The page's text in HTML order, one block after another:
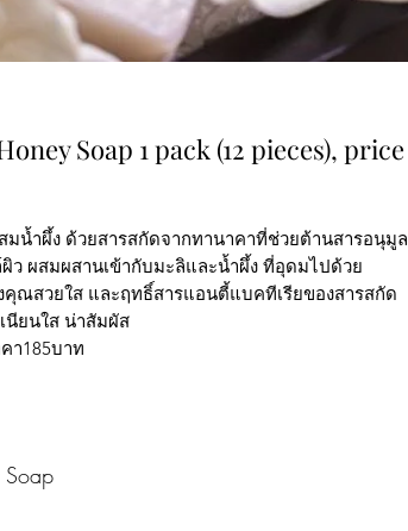
Soap 1 pack (12 pieces), price
มน้ำผึ้ง ด้วยสารสกัดจากทานาคาที่ช่วยต้านสารอนุมูล
ว ผสมผสานเข้ากับมะลิและน้ำผึ้ง ที่อุดมไปด้วย
ณสวยใส และฤทธิ์สารแอนตี้แบคทีเรียของสารสกัด
นียนใส น่าสัมผัส
า185บาท
Soap